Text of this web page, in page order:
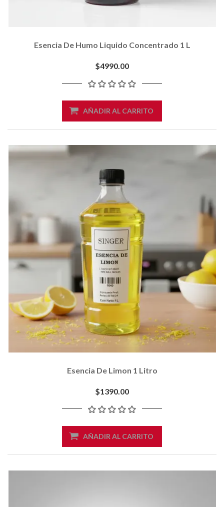
Esencia De Humo Liquido Concentrado 1 L
$4990.00
AÑADIR AL CARRITO
Esencia De Limon 1 Litro
$1390.00
AÑADIR AL CARRITO